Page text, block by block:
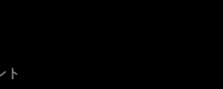
ト